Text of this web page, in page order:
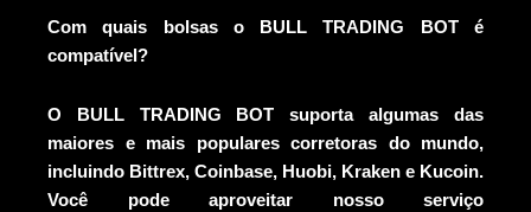
Com quais bolsas o BULL TRADING BOT é
compatível?
O BULL TRADING BOT suporta algumas das
maiores e mais populares corretoras do mundo,
incluindo Bittrex, Coinbase, Huobi, Kraken e Kucoin.
Você pode aproveitar nosso serviço